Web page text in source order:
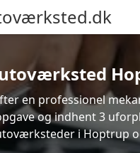
en professionel
og indhent 3
i Hoptrup